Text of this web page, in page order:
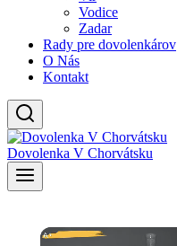
Vodice
Zadar
Rady pre dovolenkárov
O Nás
Kontakt
Dovolenka V Chorvátsku